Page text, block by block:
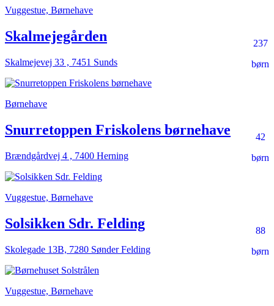
Vuggestue, Børnehave
237
børn
Skalmejegården
Skalmejevej 33 , 7451 Sunds
Børnehave
42
børn
Snurretoppen Friskolens børnehave
Brændgårdvej 4 , 7400 Herning
Vuggestue, Børnehave
88
børn
Solsikken Sdr. Felding
Skolegade 13B, 7280 Sønder Felding
Vuggestue, Børnehave